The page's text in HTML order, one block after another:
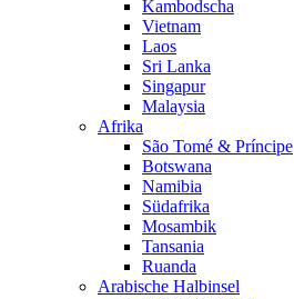
Kambodscha
Vietnam
Laos
Sri Lanka
Singapur
Malaysia
Afrika
São Tomé & Príncipe
Botswana
Namibia
Südafrika
Mosambik
Tansania
Ruanda
Arabische Halbinsel